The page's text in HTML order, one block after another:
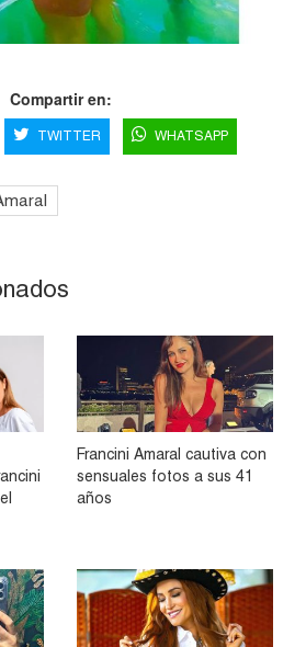
Compartir en:
TWITTER WHATSAPP
Francini Amaral cautiva con
sensuales fotos a sus 41
años